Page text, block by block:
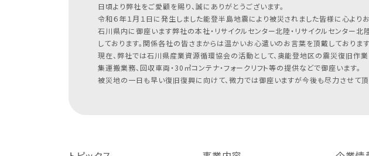
日頃より弊社をご愛顧を賜り、誠にありがとうございます。
令和６年１月１日に発生しました能登半島地震により被災されました皆様に心よ
石川県内に御座います弊社の本社・リサイクルセンター北陸・リサイクルセンター
しております。関係各社の皆さまからは温かいお心遣いのお言葉を頂戴しておりま
現在、弊社では石川県産業資源循環協会の活動として、奥能登地区の震災復旧作
集運搬業務、回収車両・30㎥コンテナ・フォークリフト等の提供などで御座います。
被災地の一日も早い復旧復興に向けて、微力では御座いますが今後も尽力させて頂